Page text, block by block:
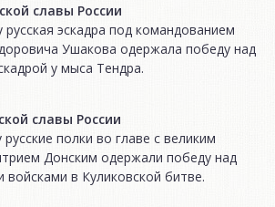
славы России
русская эскадра под командованием
Ушакова одержала победу над
у мыса Тендра.
славы России
русские полки во главе с великим
Донским одержали победу над
войсками в Куликовской битве.